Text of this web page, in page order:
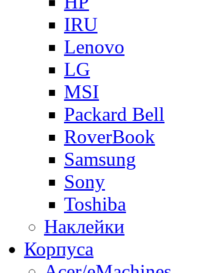
IRU
Lenovo
LG
MSI
Packard Bell
RoverBook
Samsung
Sony
Toshiba
Наклейки
Корпуса